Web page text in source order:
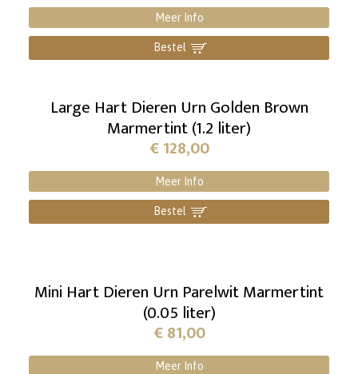
Meer Info
Bestel ]
Large Hart Dieren Urn Golden Brown
Marmertint (1.2 liter)
€128,00
Meer Info
Bestel ]
Mini Hart Dieren Urn Parelwit Marmertint
(0.05 liter)
€81,00
Meer Info